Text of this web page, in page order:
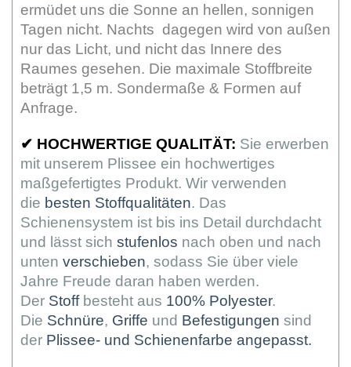
ermüdet uns die Sonne an hellen, sonnigen
Tagen nicht. Nachts dagegen wird von außen
nur das Licht, und nicht das Innere des
Raumes gesehen. Die maximale Stoffbreite
beträgt 1,5 m. Sondermaße & Formen auf
Anfrage.
✔ HOCHWERTIGE QUALITÄT: Sie erwerben
mit unserem Plissee ein hochwertiges
maßgefertigtes Produkt. Wir verwenden
die besten Stoffqualitäten. Das
Schienensystem ist bis ins Detail durchdacht
und lässt sich stufenlos nach oben und nach
unten verschieben, sodass Sie über viele
Jahre Freude daran haben werden.
Der Stoff besteht aus 100% Polyester.
Die Schnüre, Griffe und Befestigungen sind
der Plissee- und Schienenfarbe angepasst.